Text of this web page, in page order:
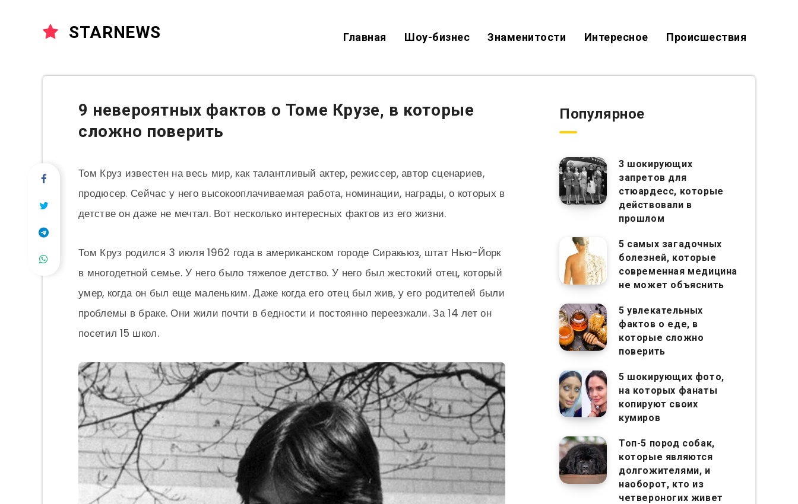
STARNEWS Главная Шоу-бизнес Знаменитости Интересное Происшествия
9 невероятных фактов о Томе Крузе, в которые
сложно поверить
Том Круз известен на весь мир, как талантливый актер, режиссер, автор сценариев,
продюсер. Сейчас у него высокооплачиваемая работа, номинации, награды, о которых в
детстве он даже не мечтал. Вот несколько интересных фактов из его жизни.
Том Круз родился 3 июля 1962 года в американском городе Сиракьюз, штат Нью-Йорк
в многодетной семье. У него было тяжелое детство. У него был жестокий отец, который
умер, когда он был еще маленьким. Даже когда его отец был жив, у его родителей были
проблемы в браке. Они жили почти в бедности и постоянно переезжали. За 14 лет он
посетил 15 школ.
Популярное
3 шокирующих
запретов для
стюардесс, которые
действовали в
прошлом
5 самых загадочных
болезней, которые
современная медицина
не может объяснить
5 увлекательных
фактов о еде, в
которые сложно
поверить
5 шокирующих фото,
на которых фанаты
копируют своих
кумиров
Топ-5 пород собак,
которые являются
долгожителями, и
наоборот, кто из
четвероногих живет